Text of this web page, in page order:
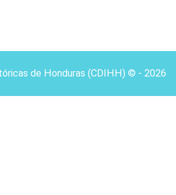
de Honduras (CDIHH) © - 2026